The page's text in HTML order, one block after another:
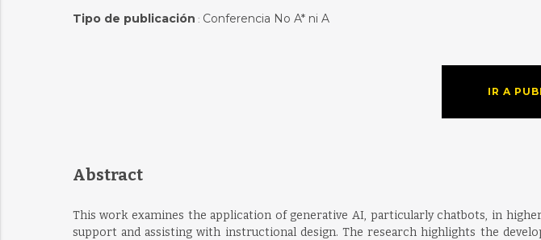
Tipo de publicación : Conferencia No A* ni A
IR A
Abstract
This work examines the application of generative AI, particularly chatbots, in
support and assisting with instructional design. The research highlights the